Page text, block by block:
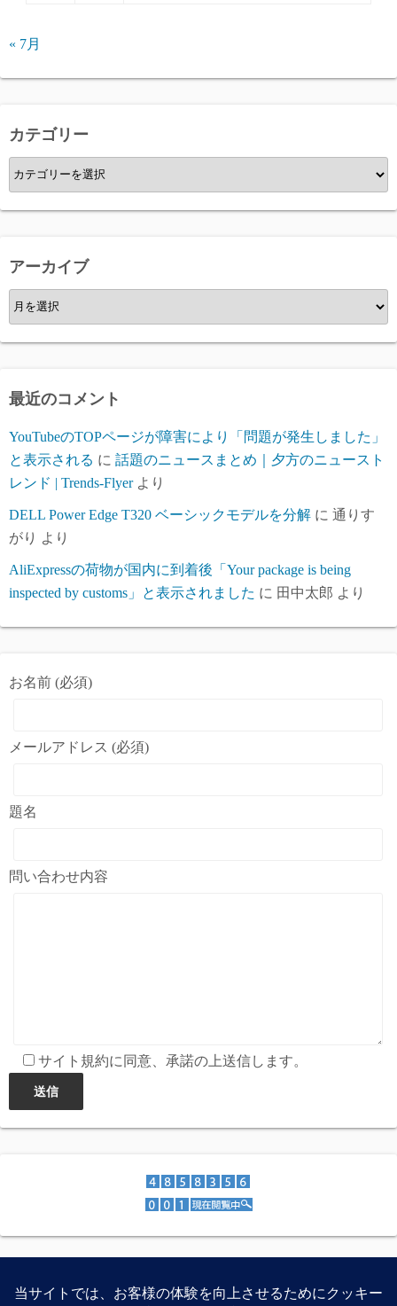
« 7月
カテゴリー
カ
テ
ゴ
ー
アーカイブ
ア
ー
カ
ブ
最近のコメント
YouTubeのTOPページが障害により「問題が発生しました」
と表示される に 話題のニュースまとめ｜夕方のニュースト
レンド | Trends-Flyerより
DELL Power Edge T320 ベーシックモデルを分解 に 通りす
がり より
AliExpressの荷物が国内に到着後「Your package is being
inspected by customs」と表示されました に 田中太郎 より
お名前 (必須)
メールアドレス (必須)
題名
問い合わせ内容
サイト規約に同意、承諾の上送信します。